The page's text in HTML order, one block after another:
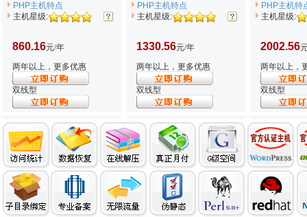
PHP主机特点
主机星级:
PHP主机特点
主机星级:
PHP主机特
主机星级:
860.16元/年
两年以上，更多优惠
双线型
1330.56元/年
两年以上，更多优惠
双线型
2002.56
两年以上，
双线型